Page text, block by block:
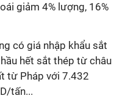
giảm 4% lượng, 16%
có giá nhập khẩu sắt
hết sắt thép từ châu
từ Pháp với 7.432
tấn...